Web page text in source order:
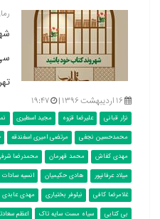
۱۶ اردیبهشت ۱۳۹۶ | ۱۹:۴۷
نزار قبانی علیرضا قزوه مجید اسطیری
محمدحسین نجفی
مرتضی امیری اسفندقه
مهدی کفاش
محمد قهرمان محمدرضا
میلاد عرفانپور
هادی حکیمیان انسیه
غلامرضا کافی
نیلوفر بختیاری مهدی عابدی
بی کتابی
سیاه مست سایه تاک اعظم